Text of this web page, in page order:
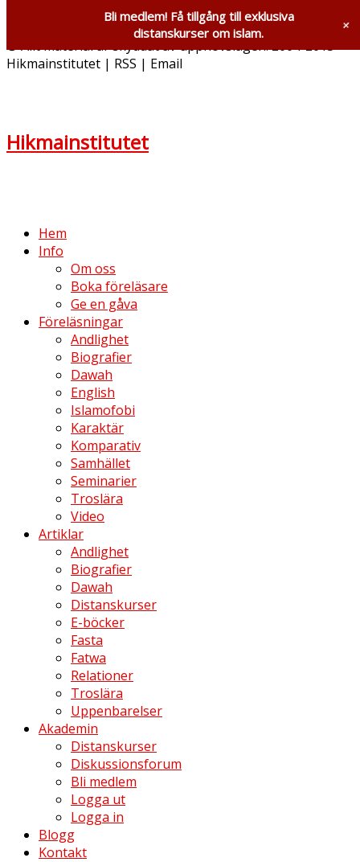
© Allt material är skyddat av upphovslagen. 2004-2013
Hikmainstitutet | RSS | Email
Hikmainstitutet
Hem
Info
Om oss
Boka föreläsare
Ge en gåva
Föreläsningar
Andlighet
Biografier
Dawah
English
Islamofobi
Karaktär
Komparativ
Samhället
Seminarier
Troslära
Video
Artiklar
Andlighet
Biografier
Dawah
Distanskurser
E-böcker
Fasta
Fatwa
Relationer
Troslära
Uppenbarelser
Akademin
Distanskurser
Diskussionsforum
Bli medlem
Logga ut
Logga in
Blogg
Kontakt
Bli medlem! Få tillgång till exklusiva
distanskurser om islam.
+